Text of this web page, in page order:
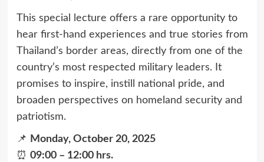
This special lecture offers a rare opportunity to
hear first-hand experiences and true stories from
Thailand’s border areas, directly from one of the
country’s most respected military leaders. It
promises to inspire, instill national pride, and
broaden perspectives on homeland security and
patriotism.
📌 Monday, October 20, 2025
⏰ 09:00 – 12:00 hrs.